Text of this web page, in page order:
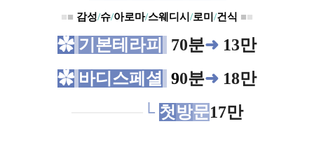
■■ 감성/슈/아로마/스웨디시 /로미 /건식 ■■
✿ 기본테라피 70분➜ 13만
✿ 바디스페셜 90분➜ 18만
└ 첫방문17만